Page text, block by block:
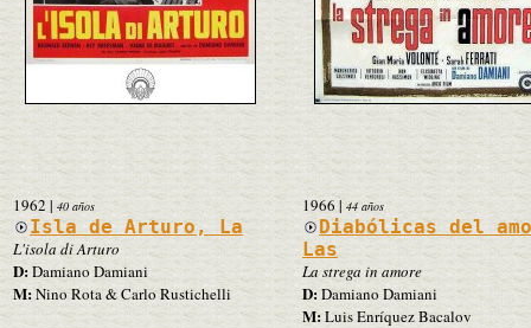
1962 | 40 años
Isla de Arturo, La
L'isola di Arturo
D:Damiano Damiani
M:Nino Rota & Carlo Rustichelli
1966 | 44 años
Diabólicas del
Las
La strega in amore
D:Damiano Damiani
M:Luis Enríquez Bacalov